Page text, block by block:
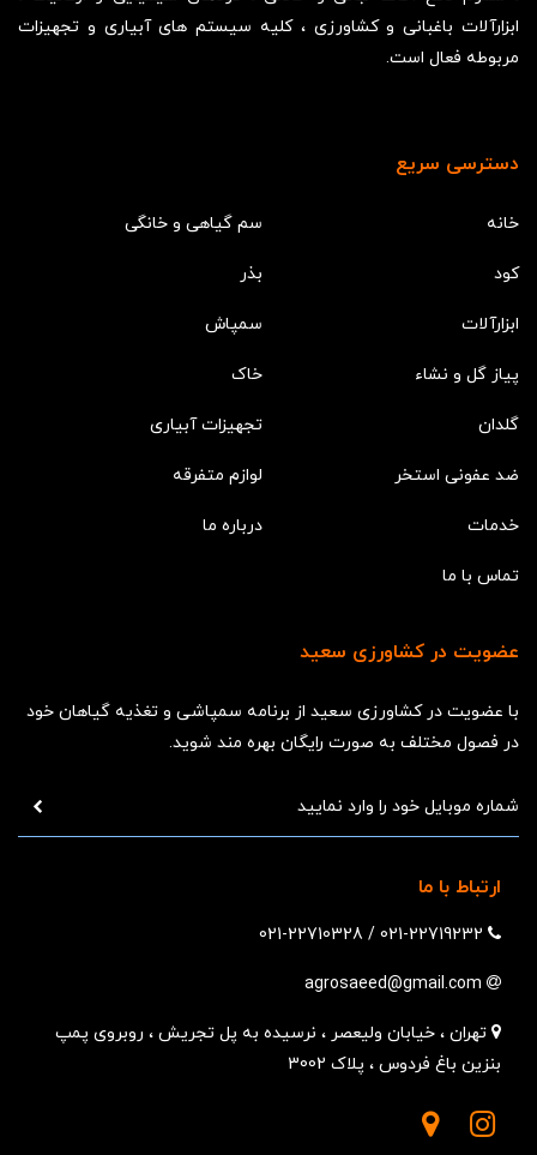
ابزارآلات باغبانی و کشاورزی ، کلیه سیستم های آبیاری و تجهیزات
مربوطه فعال است.
دسترسی سریع
خانه سم گیاهی و خانگی
کود بذر
ابزارآلات سمپاش
پیاز گل و نشاء خاک
گلدان تجهیزات آبیاری
ضد عفونی استخر لوازم متفرقه
خدمات درباره ما
تماس با ما
عضویت در کشاورزی سعید
با عضویت در کشاورزی سعید از برنامه سمپاشی و تغذیه گیاهان خود
در فصول مختلف به صورت رایگان بهره مند شوید.
ارتباط با ما
021-22719232
/
021-22710328
agrosaeed@gmail.com
تهران ، خیابان ولیعصر ، نرسیده به پل تجریش ، روبروی پمپ
بنزین باغ فردوس ، پلاک 3002